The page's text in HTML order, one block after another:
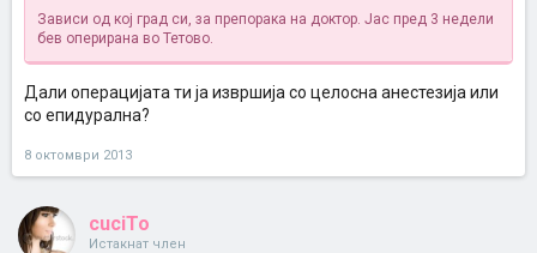
Зависи од кој град си, за препорака на доктор. Јас пред 3 недели
бев оперирана во Тетово.
Дали операцијата ти ја извршија со целосна анестезија или
со епидурална?
8 октомври 2013
cuciTo
Истакнат член